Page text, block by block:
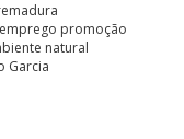
promoção
natural
Garcia